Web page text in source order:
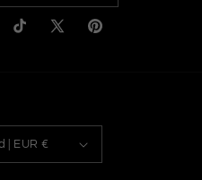
TikTok
X
Pinterest
Deutschland | EUR €